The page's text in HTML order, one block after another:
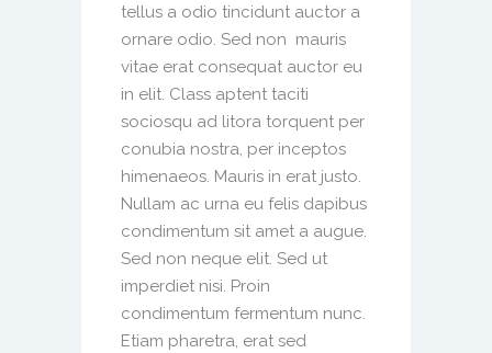
tellus a odio tincidunt auctor a
ornare odio. Sed non mauris
vitae erat consequat auctor eu
in elit. Class aptent taciti
sociosqu ad litora torquent per
conubia nostra, per inceptos
himenaeos. Mauris in erat justo.
Nullam ac urna eu felis dapibus
condimentum sit amet a augue.
Sed non neque elit. Sed ut
imperdiet nisi. Proin
condimentum fermentum nunc.
Etiam pharetra, erat sed